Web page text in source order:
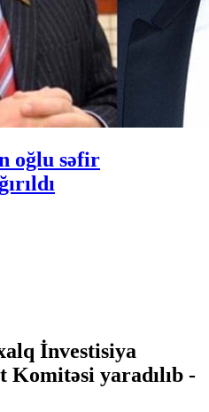
oğlu səfir
İnvestisiya
yaradılıb -